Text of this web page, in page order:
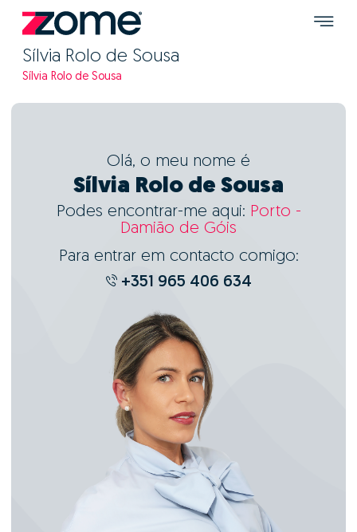
Sílvia Rolo de Sousa
Sílvia Rolo de Sousa
Olá, o meu nome é
Sílvia Rolo de Sousa
Podes encontrar-me aqui: Porto -
Damião de Góis
Para entrar em contacto comigo:
+351 965 406 634